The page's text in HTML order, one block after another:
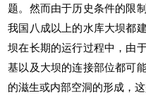
题。然而由于历史条件的限
我国八成以上的水库大坝都
坝在长期的运行过程中，由
基以及大坝的连接部位都可
的滋生或内部空洞的形成，